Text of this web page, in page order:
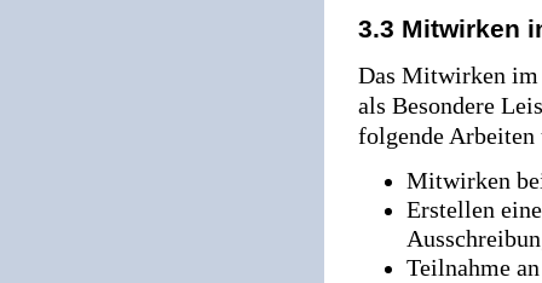
3.3 Mitwirken
Das Mitwirken im
als Besondere
folgende Arbeiten
Mitwirken
Erstellen
Teilnahme